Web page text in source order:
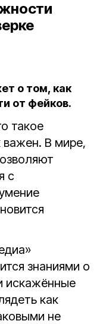
о том, как
от фейков.
такое
важен. В мире,
с
знаниями о
искажённые
как
не